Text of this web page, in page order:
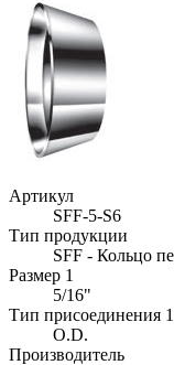
Артикул
SFF-5-S6
Тип продукции
SFF - Кольцо
Размер 1
5/16"
Тип присоединения 1
O.D.
Производитель